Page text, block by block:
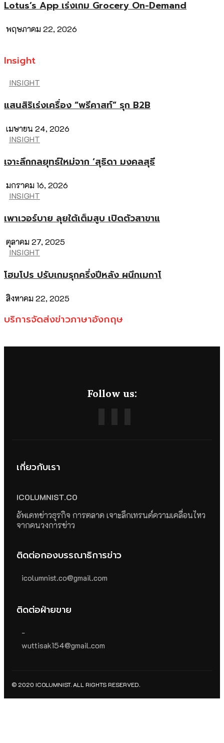
Lotus’s App เร่งเกม Grocery On-Demand
พฤษภาคม 22, 2026
Insight
INSIGHT
แสนสิริเร่งเครื่อง “พรีคาสท์” รุก B2B
เมษายน 24, 2026
INSIGHT
เจาะลึกกลยุทธ์ใหม่จาก ‘สุธิดา มงคลสุธี
มกราคม 16, 2026
INSIGHT
เพาเวอร์บาย ลุยใต้เต็มสูบ เปิดตัวสาขาแ
ตุลาคม 27, 2025
INSIGHT
โฮมโปร ปรับเกมรุกครึ่งปีหลัง ผนึกเมกาโ
สิงหาคม 22, 2025
บริการจัดส่งข่าวภาษาอังกฤษ
Follow us:
เกี่ยวกับเรา
ICOLUMNIST.CO
อัพเดทข่าวธุรกิจ การตลาด เจาะลึกเทรนด์ความเคลื่อนไหว
จากคนวงการข่าว
ติดต่อกองบรรณาธิการข่าว
icolumnist.co@gmail.com
ติดต่อฝ่ายขาย
-
wuttisak154@gmail.com
© 2020 ICOLUMNIST. ALL RIGHTS RESERVED.